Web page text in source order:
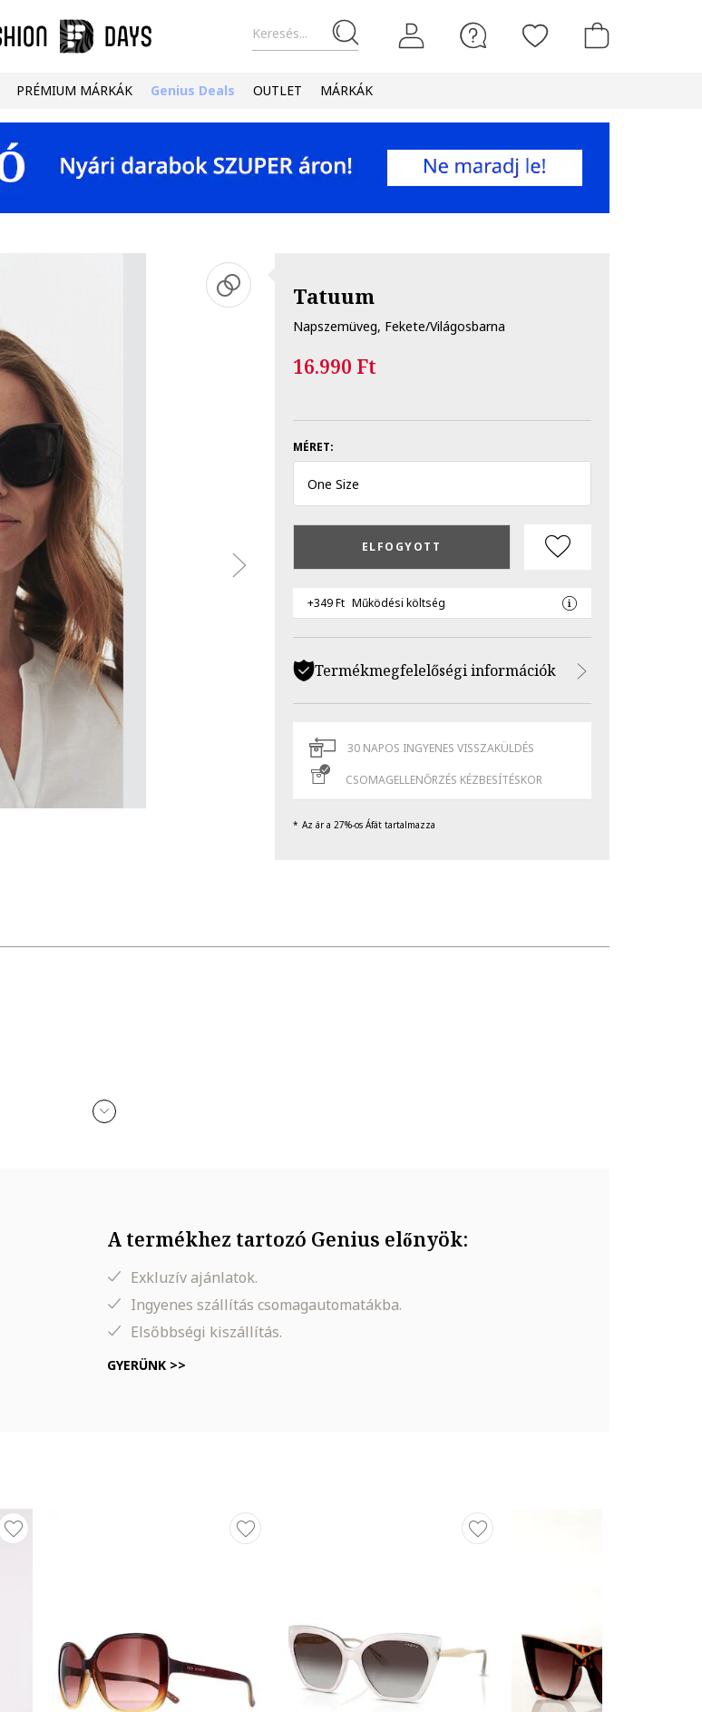
Keresés...
PRÉMIUM MÁRKÁK Genius Deals OUTLET MÁRKÁK
Tatuum
Napszemüveg, Fekete/Világosbarna
16.990 Ft
MÉRET:
One Size
ELFOGYOTT
+349 Ft Működési költség
Termékmegfelelőségi információk
30 NAPOS INGYENES VISSZAKÜLDÉS
CSOMAGELLENŐRZÉS KÉZBESÍTÉSKOR
Az ár a 27%-os Áfát tartalmazza
A termékhez tartozó Genius előnyök:
Exkluzív ajánlatok.
Ingyenes szállítás csomagautomatákba.
Elsőbbségi kiszállítás.
GYERÜNK >>